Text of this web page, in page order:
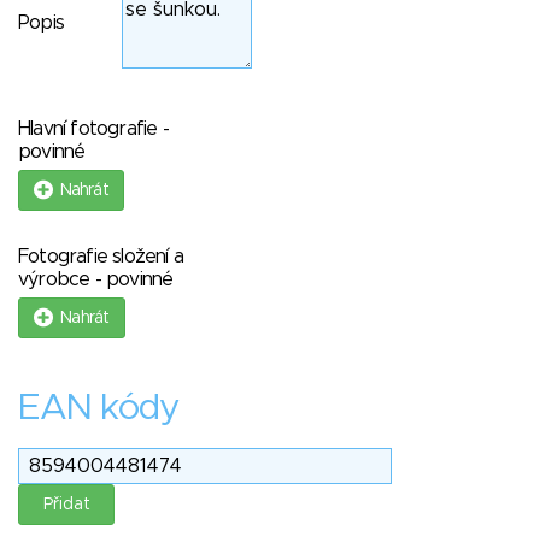
Popis
Hlavní fotografie -
povinné
Nahrát
Fotografie složení a
výrobce - povinné
Nahrát
EAN kódy